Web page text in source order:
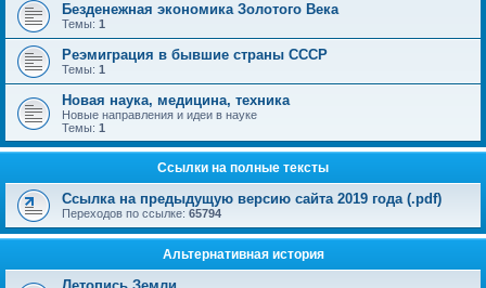
Безденежная экономика Золотого Века
Темы: 1
Реэмиграция в бывшие страны СССР
Темы: 1
Новая наука, медицина, техника
Новые направления и идеи в науке
Темы: 1
Ссылки на полные тексты
Ссылка на предыдущую версию сайта 2019 года (.pdf)
Переходов по ссылке: 65794
Альтернативная история